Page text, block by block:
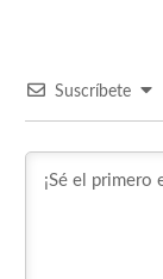
Suscríbete